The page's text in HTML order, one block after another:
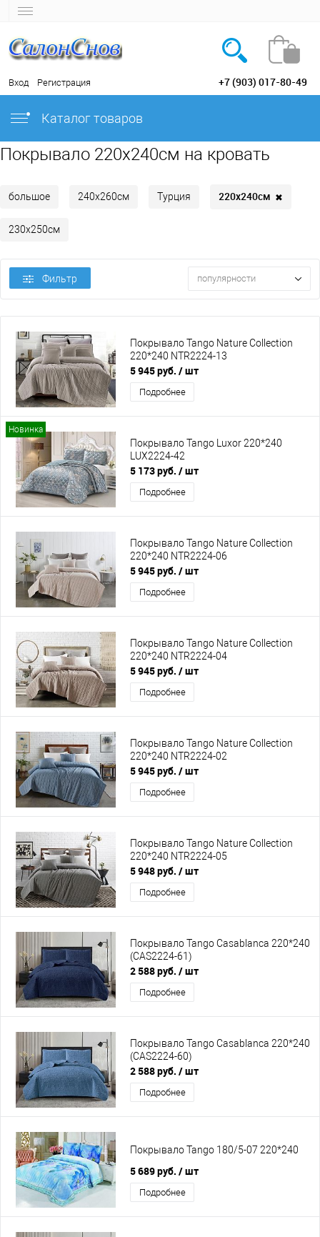
Вход Регистрация +7 (903) 017-80-49
Каталог товаров
Покрывало 220х240см на кровать
большое 240х260см Турция 220х240см ✖
230х250см
Фильтр популярности
Покрывало Tango Nature Collection
220*240 NTR2224-13
5 945 руб. / шт
Подробнее
Новинка
Покрывало Tango Luxor 220*240
LUX2224-42
5 173 руб. / шт
Подробнее
Покрывало Tango Nature Collection
220*240 NTR2224-06
5 945 руб. / шт
Подробнее
Покрывало Tango Nature Collection
220*240 NTR2224-04
5 945 руб. / шт
Подробнее
Покрывало Tango Nature Collection
220*240 NTR2224-02
5 945 руб. / шт
Подробнее
Покрывало Tango Nature Collection
220*240 NTR2224-05
5 948 руб. / шт
Подробнее
Покрывало Tango Casablanca 220*240
(CAS2224-61)
2 588 руб. / шт
Подробнее
Покрывало Tango Casablanca 220*240
(CAS2224-60)
2 588 руб. / шт
Подробнее
Покрывало Tango 180/5-07 220*240
5 689 руб. / шт
Подробнее